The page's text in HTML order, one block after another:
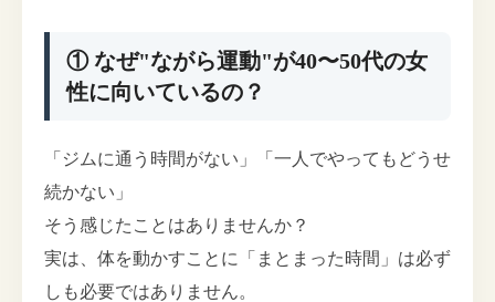
① なぜ"ながら運動"が40〜50代の女
性に向いているの？
「ジムに通う時間がない」「一人でやってもどうせ
続かない」
そう感じたことはありませんか？
実は、体を動かすことに「まとまった時間」は必ず
しも必要ではありません。